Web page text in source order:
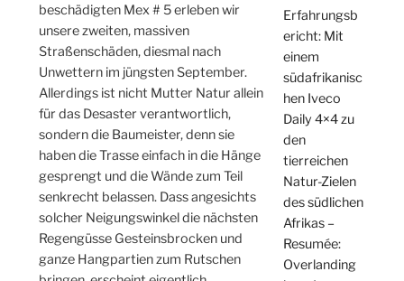
beschädigten Mex # 5 erleben wir
unsere zweiten, massiven
Straßenschäden, diesmal nach
Unwettern im jüngsten September.
Allerdings ist nicht Mutter Natur allein
für das Desaster verantwortlich,
sondern die Baumeister, denn sie
haben die Trasse einfach in die Hänge
gesprengt und die Wände zum Teil
senkrecht belassen. Dass angesichts
solcher Neigungswinkel die nächsten
Regengüsse Gesteinsbrocken und
ganze Hangpartien zum Rutschen
Erfahrungsb
ericht: Mit
einem
südafrikanisc
hen Iveco
Daily 4×4 zu
den
tierreichen
Natur-Zielen
des südlichen
Afrikas –
Resumée:
Overlanding